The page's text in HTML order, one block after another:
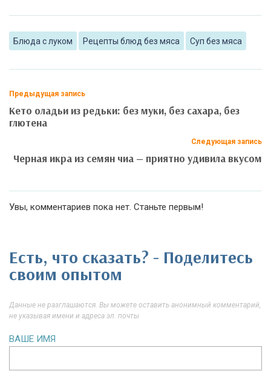
Блюда с луком Рецепты блюд без мяса Суп без мяса
Предыдущая запись
Кето оладьи из редьки: без муки, без сахара, без
глютена
Следующая запись
Черная икра из семян чиа — приятно удивила вкусом
Увы, комментариев пока нет. Станьте первым!
Есть, что сказать? - Поделитесь
своим опытом
Данные не разглашаются. Вы можете оставить анонимный комментарий,
не указывая имени и адреса эл. почты
ВАШЕ ИМЯ